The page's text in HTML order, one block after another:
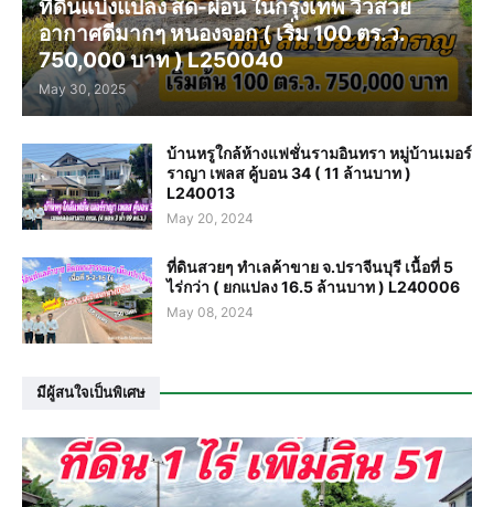
ที่ดินแบ่งแปลง สด-ผ่อน ในกรุงเทพ วิวสวย
อากาศดีมากๆ หนองจอก ( เริ่ม 100 ตร.ว.
750,000 บาท ) L250040
May 30, 2025
บ้านหรูใกล้ห้างแฟชั่นรามอินทรา หมู่บ้านเมอร์
ราญา เพลส คู้บอน 34 ( 11 ล้านบาท )
L240013
May 20, 2024
ที่ดินสวยๆ ทำเลค้าขาย จ.ปราจีนบุรี เนื้อที่ 5
ไร่กว่า ( ยกแปลง 16.5 ล้านบาท ) L240006
May 08, 2024
มีผู้สนใจเป็นพิเศษ